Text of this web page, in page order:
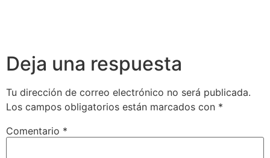
Deja una respuesta
Tu dirección de correo electrónico no será publicada.
Los campos obligatorios están marcados con *
Comentario *